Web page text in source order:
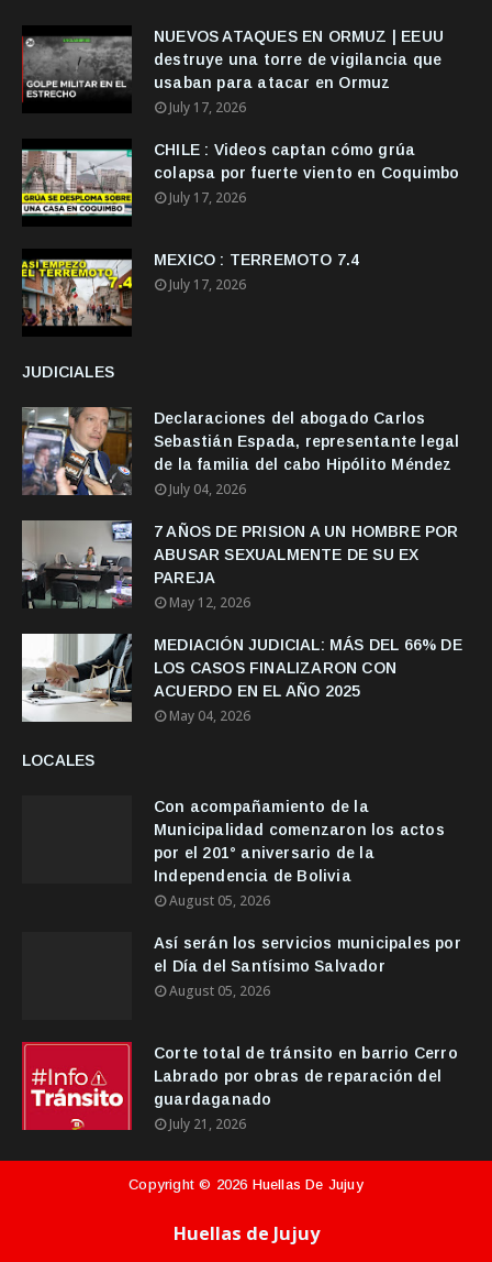
NUEVOS ATAQUES EN ORMUZ | EEUU
destruye una torre de vigilancia que
usaban para atacar en Ormuz
July 17, 2026
CHILE : Videos captan cómo grúa
colapsa por fuerte viento en Coquimbo
July 17, 2026
MEXICO : TERREMOTO 7.4
July 17, 2026
JUDICIALES
Declaraciones del abogado Carlos
Sebastián Espada, representante legal
de la familia del cabo Hipólito Méndez
July 04, 2026
7 AÑOS DE PRISION A UN HOMBRE POR
ABUSAR SEXUALMENTE DE SU EX
PAREJA
May 12, 2026
MEDIACIÓN JUDICIAL: MÁS DEL 66% DE
LOS CASOS FINALIZARON CON
ACUERDO EN EL AÑO 2025
May 04, 2026
LOCALES
Con acompañamiento de la
Municipalidad comenzaron los actos
por el 201° aniversario de la
Independencia de Bolivia
August 05, 2026
Así serán los servicios municipales por
el Día del Santísimo Salvador
August 05, 2026
Corte total de tránsito en barrio Cerro
Labrado por obras de reparación del
guardaganado
July 21, 2026
Copyright © 2026 Huellas De Jujuy
Huellas de Jujuy